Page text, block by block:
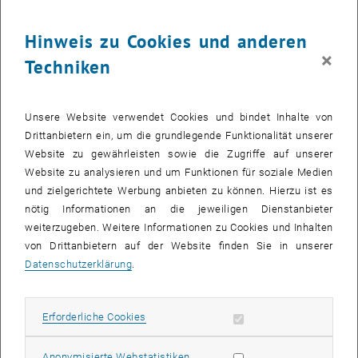
Was kann man in Mathematik heute noch forschen?
SEPT. 26
Veranstaltungstyp:
Veranstaltungsort:Kuppelsaal, TU Wien, 1040 Wien
Theaterstück “Das hat doch eine Frau erfunden!”
28 September 2026
28
SEPT. 26
Veranstaltungstyp:
Veranstaltungsort:TVFA Halle, 1040 Wien
Hinweis zu Cookies und anderen
Techniken
×
Unsere Website verwendet Cookies und bindet Inhalte von
Drittanbietern ein, um die grundlegende Funktionalität unserer
Website zu gewährleisten sowie die Zugriffe auf unserer
Website zu analysieren und um Funktionen für soziale Medien
und zielgerichtete Werbung anbieten zu können. Hierzu ist es
nötig Informationen an die jeweiligen Dienstanbieter
weiterzugeben. Weitere Informationen zu Cookies und Inhalten
von Drittanbietern auf der Website finden Sie in unserer
Datenschutzerklärung
Erforderliche Cookies Erforderliche Cookies zulassen